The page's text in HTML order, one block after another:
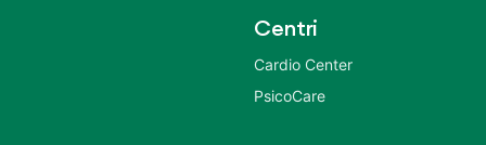
Centri
Cardio Center
PsicoCare